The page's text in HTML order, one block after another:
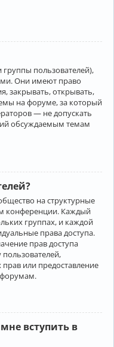
пользователей),
Они имеют право
закрывать, открывать,
на форуме, за который
— не допускать
обсуждаемым темам
на структурные
конференции. Каждый
группах, и каждой
права доступа.
прав доступа
или предоставление
форумам.
вступить в